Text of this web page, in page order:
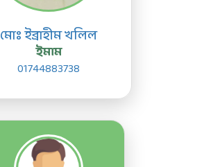
মোঃ ইব্রাহীম খলিল
ইমাম
01744883738